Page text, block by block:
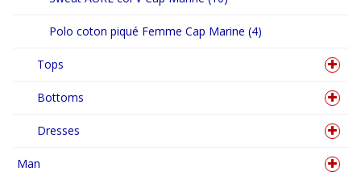
Polo coton piqué Femme Cap Marine (4)
Tops
Bottoms
Dresses
Man